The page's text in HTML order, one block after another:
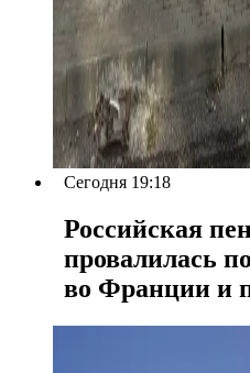
Сегодня 19:18
Российская
провалилась
во Франции и